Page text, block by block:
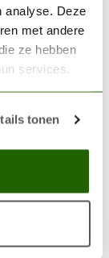
analyse. Deze
met andere
ze hebben
services.
tonen
€2,75